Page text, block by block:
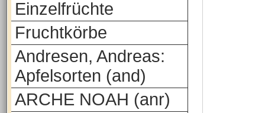
Einzelfrüchte
Fruchtkörbe
Andresen, Andreas:
Apfelsorten (and)
ARCHE NOAH (anr)